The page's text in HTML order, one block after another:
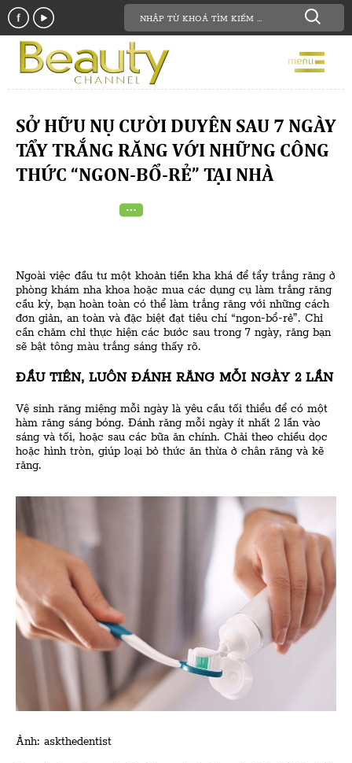
SỞ HỮU NỤ CƯỜI DUYÊN SAU 7 NGÀY
TẨY TRẮNG RĂNG VỚI NHỮNG CÔNG
THỨC “NGON-BỔ-RẺ” TẠI NHÀ
Ngoài việc đầu tư một khoản tiền kha khá để tẩy trắng răng ở
phòng khám nha khoa hoặc mua các dụng cụ làm trắng răng
cầu kỳ, bạn hoàn toàn có thể làm trắng răng với những cách
đơn giản, an toàn và đặc biệt đạt tiêu chí “ngon-bổ-rẻ”. Chỉ
cần chăm chỉ thực hiện các bước sau trong 7 ngày, răng bạn
sẽ bật tông màu trắng sáng thấy rõ.
ĐẦU TIÊN, LUÔN ĐÁNH RĂNG MỖI NGÀY 2 LẦN
Vệ sinh răng miệng mỗi ngày là yêu cầu tối thiểu để có một
hàm răng sáng bóng. Đánh răng mỗi ngày ít nhất 2 lần vào
sáng và tối, hoặc sau các bữa ăn chính. Chải theo chiều dọc
hoặc hình tròn, giúp loại bỏ thức ăn thừa ở chân răng và kẽ
răng.
Ảnh: askthedentist